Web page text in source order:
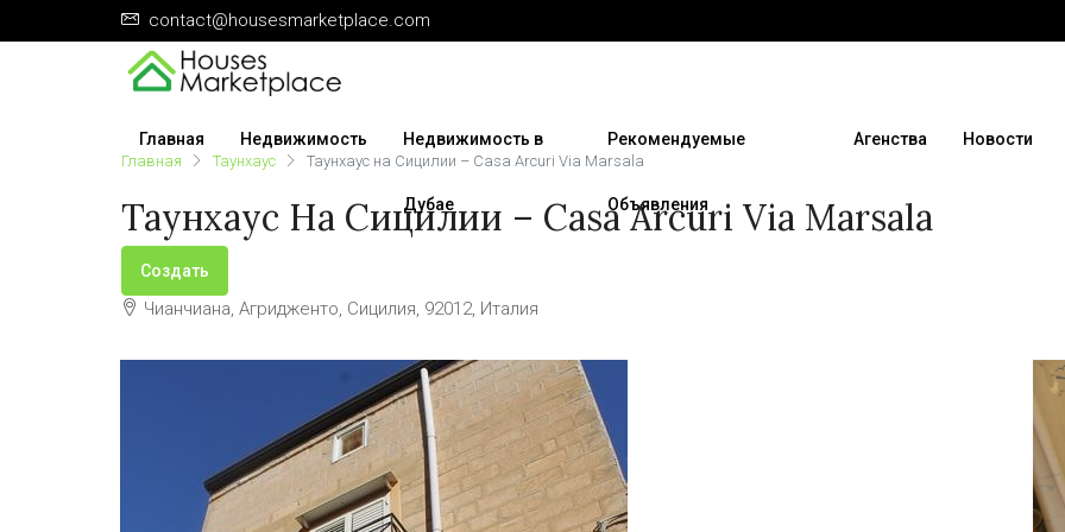
contact@housesmarketplace.com
Главная Недвижимость Недвижимость в
Дубае
Рекомендуемые
Объявления
Агенства Новости
Создать
Главная Таунхаус Таунхаус на Сицилии – Casa Arcuri Via Marsala
Таунхаус На Сицилии – Casa Arcuri Via Marsala
ПРОДАЖА
Чианчиана, Агридженто, Сицилия, 92012, Италия